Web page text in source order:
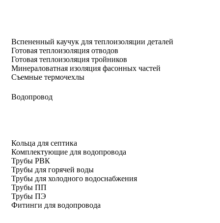
Вспененный каучук для теплоизоляции деталей
Готовая теплоизоляция отводов
Готовая теплоизоляция тройников
Минераловатная изоляция фасонных частей
Съемные термочехлы
Водопровод
Кольца для септика
Комплектующие для водопровода
Трубы РВК
Трубы для горячей воды
Трубы для холодного водоснабжения
Трубы ПП
Трубы ПЭ
Фитинги для водопровода